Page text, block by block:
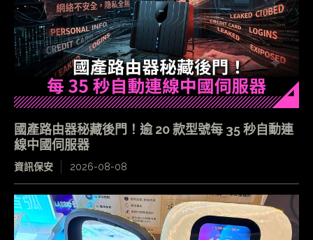
國產路由器秘藏後門！逾 20 款型號每 35 秒自動連
線中國伺服器
資訊保安 2026-08-08